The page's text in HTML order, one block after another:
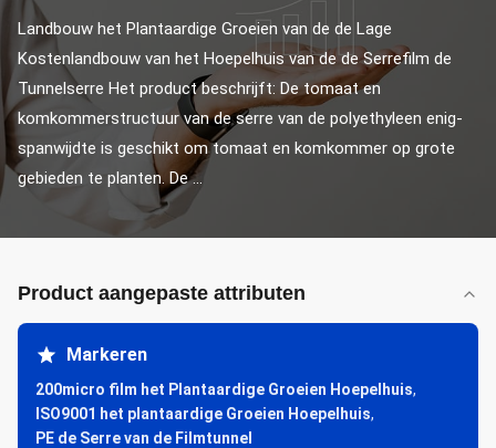
Landbouw het Plantaardige Groeien van de de Lage
Kostenlandbouw van het Hoepelhuis van de de Serrefilm de
Tunnelserre Het product beschrijft: De tomaat en
komkommerstructuur van de serre van de polyethyleen enig-
spanwijdte is geschikt om tomaat en komkommer op grote
gebieden te planten. De ...
Product aangepaste attributen
Markeren
200micro film het Plantaardige Groeien Hoepelhuis,
ISO9001 het plantaardige Groeien Hoepelhuis,
PE de Serre van de Filmtunnel